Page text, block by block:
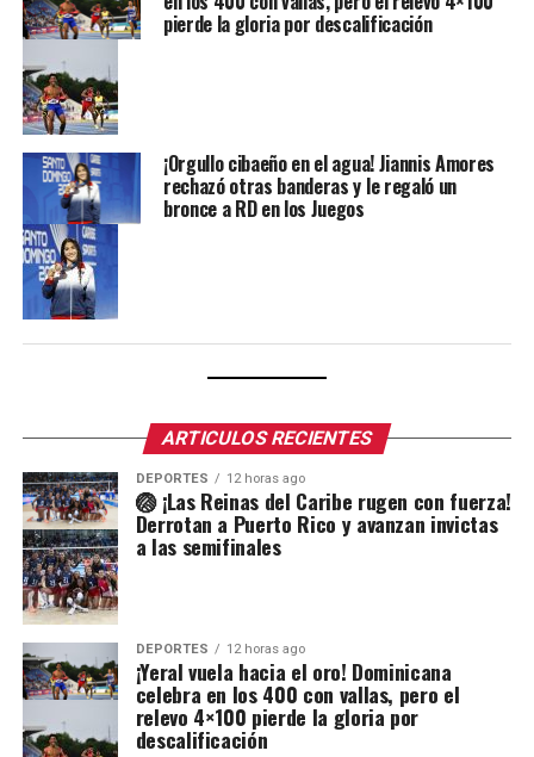
pierde la gloria por descalificación
¡Orgullo cibaeño en el agua! Jiannis Amores
rechazó otras banderas y le regaló un
bronce a RD en los Juegos
ARTICULOS RECIENTES
DEPORTES 12 horas ago
🏐 ¡Las Reinas del Caribe rugen con fuerza!
Derrotan a Puerto Rico y avanzan invictas
a las semifinales
DEPORTES 12 horas ago
¡Yeral vuela hacia el oro! Dominicana
celebra en los 400 con vallas, pero el
relevo 4×100 pierde la gloria por
descalificación